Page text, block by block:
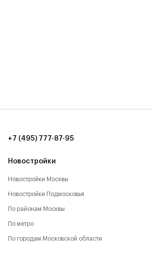
Новостройки
Новостройки Москвы
Новостройки Подмосковья
По районам Москвы
По метро
По городам Московской области
+7 (495) 777-87-95